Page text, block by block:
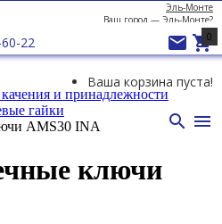
Эль-Монте
Ваш город — Эль-Монте?
22  
0
Ваша корзина пуста!
 
и принадлежности
гайки
AMS30 INA
ключи